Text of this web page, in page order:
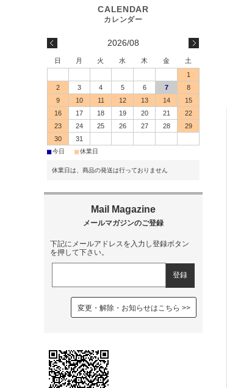
2026/08
日 月 火 水 木 金
土
1
2
3 4 5 6 7
8
9
10 11 12 13 14
15
16
17 18 19 20 21
22
23
24 25 26 27 28
29
30
31
■今日 ■休業日
休業日は、商品の発送は行っておりません
下記にメールアドレスを入力し登録ボタン
を押して下さい。
変更・解除・お知らせはこちら